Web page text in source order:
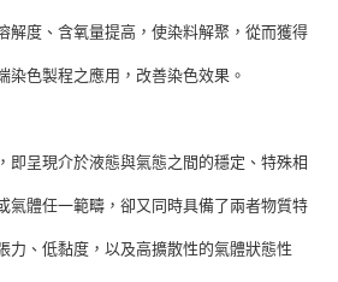
解度、含氧量提高，使染料解聚，從而獲得
染色製程之應用，改善染色效果。
即呈現介於液態與氣態之間的穩定、特殊相
氣體任一範疇，卻又同時具備了兩者物質特
力、低黏度，以及高擴散性的氣體狀態性